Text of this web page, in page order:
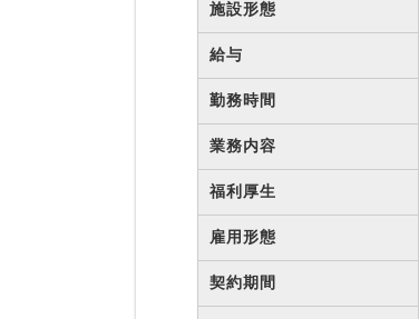
施設形態
給与
勤務時間
業務内容
福利厚生
雇用形態
契約期間